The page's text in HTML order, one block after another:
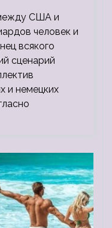
США и
человек и
всякого
сценарий
и немецких